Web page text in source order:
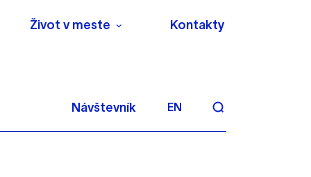
Život v meste Kontakty
Návštevník EN